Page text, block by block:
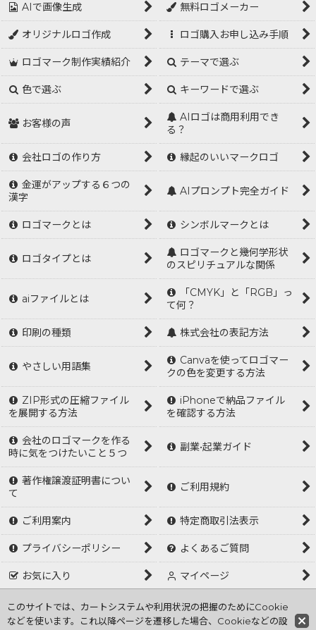
AIで画像生成 無料ロゴメーカー
オリジナルロゴ作成 ロゴ購入お申し込み手順
ロゴマーク制作実績紹介 テーマで選ぶ
色で選ぶ キーワードで選ぶ
お客様の声
AIロゴは商用利用でき
る？
会社ロゴの作り方 縁起のいいマークロゴ
金運がアップする６つの
漢字
AIプロンプト完全ガイド
ロゴマークとは シンボルマークとは
ロゴタイプとは
ロゴマークと幾何学形状
のスピリチュアルな関係
aiファイルとは
「CMYK」と「RGB」っ
て何？
印刷の種類 株式会社の表記方法
やさしい用語集
Canvaを使ってロゴマー
クの色を変更する方法
ZIP形式の圧縮ファイル
を展開する方法
iPhoneで納品ファイル
を確認する方法
会社のロゴマークを作る
時に気をつけたいこと５つ
副業•起業ガイド
著作権譲渡証明書につい
て
ご利用規約
ご利用案内 特定商取引法表示
プライバシーポリシー よくあるご質問
お気に入り マイページ
ログイン
このサイトでは、カートシステムや利用状況の把握のためにCookie
などを使います。これ以降ページを遷移した場合、Cookieなどの設